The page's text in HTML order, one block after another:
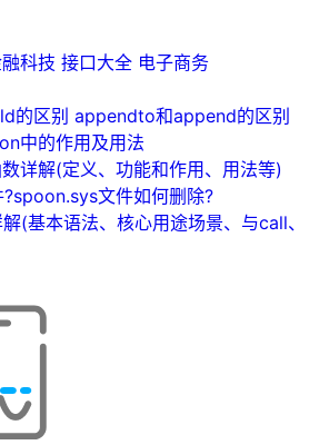
科技 接口大全 电子商务
的区别 appendto和append的区别
中的作用及用法
详解(定义、功能和作用、用法等)
文件如何删除?
(基本语法、核心用途场景、与call、